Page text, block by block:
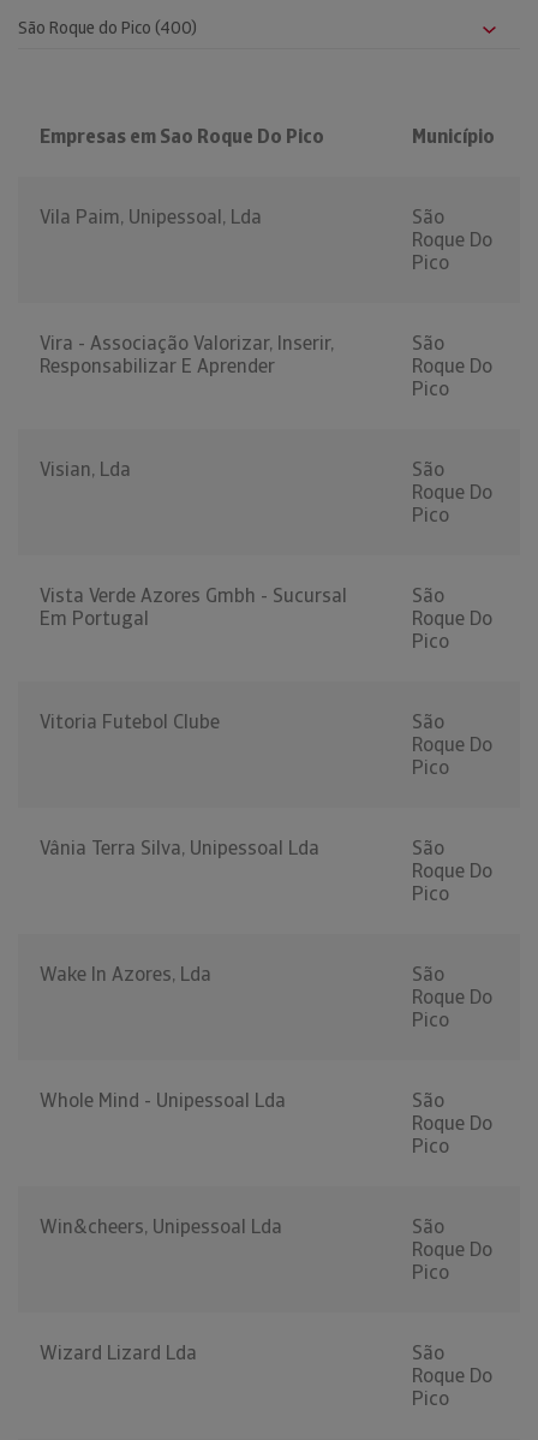
Empresas em Sao Roque Do Pico Município
Vila Paim, Unipessoal, Lda
São
Roque Do
Pico
Vira - Associação Valorizar, Inserir,
Responsabilizar E Aprender
São
Roque Do
Pico
Visian, Lda
São
Roque Do
Pico
Vista Verde Azores Gmbh - Sucursal
Em Portugal
São
Roque Do
Pico
Vitoria Futebol Clube
São
Roque Do
Pico
Vânia Terra Silva, Unipessoal Lda
São
Roque Do
Pico
Wake In Azores, Lda
São
Roque Do
Pico
Whole Mind - Unipessoal Lda
São
Roque Do
Pico
Win&cheers, Unipessoal Lda
São
Roque Do
Pico
Wizard Lizard Lda
São
Roque Do
Pico